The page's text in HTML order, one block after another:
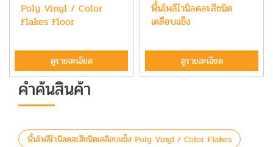
Poly Vinyl / Color
Flakes Floor
ดูรายละเอียด
พื้นโพลีไวนิลคละสีชนิด
เคลือบแข็ง
ดูรายละเอียด
คำค้นสินค้า
พื้นโพลีไวนิลคละสีชนิดเคลือบแข็ง Poly Vinyl / Color Flakes